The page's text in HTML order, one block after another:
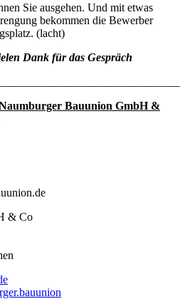
Sie ausgehen. Und mit etwas
bekommen die Bewerber
(lacht)
Dank für das Gespräch
Bauunion GmbH &
& Co